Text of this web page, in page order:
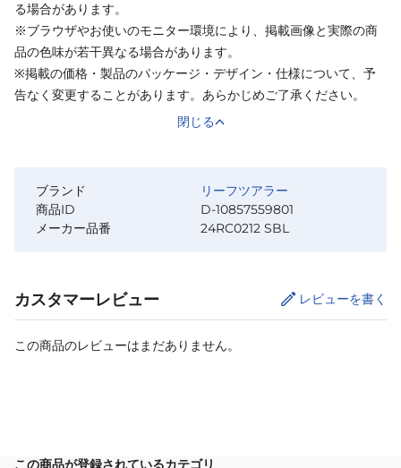
る場合があります。
※ブラウザやお使いのモニター環境により、掲載画像と実際の商
品の色味が若干異なる場合があります。
※掲載の価格・製品のパッケージ・デザイン・仕様について、予
告なく変更することがあります。あらかじめご了承ください。
閉じる
ブランド
リーフツアラー
商品ID
D-10857559801
メーカー品番
24RC0212 SBL
カスタマーレビュー レビューを書く
この商品のレビューはまだありません。
この商品が登録されているカテゴリ